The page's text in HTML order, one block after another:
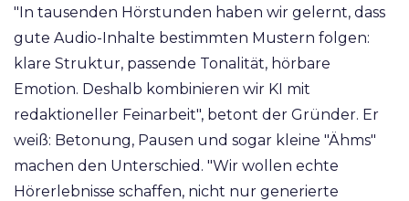
"In tausenden Hörstunden haben wir gelernt, dass
gute Audio-Inhalte bestimmten Mustern folgen:
klare Struktur, passende Tonalität, hörbare
Emotion. Deshalb kombinieren wir KI mit
redaktioneller Feinarbeit", betont der Gründer. Er
weiß: Betonung, Pausen und sogar kleine "Ähms"
machen den Unterschied. "Wir wollen echte
Hörerlebnisse schaffen, nicht nur generierte